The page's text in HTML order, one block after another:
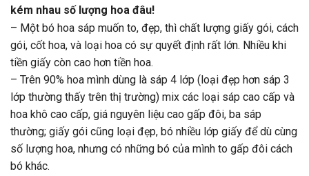
kém nhau số lượng hoa đâu!
– Một bó hoa sáp muốn to, đẹp, thì chất lượng giấy gói, cách
gói, cốt hoa, và loại hoa có sự quyết định rất lớn. Nhiều khi
tiền giấy còn cao hơn tiền hoa.
– Trên 90% hoa mình dùng là sáp 4 lớp (loại đẹp hơn sáp 3
lớp thường thấy trên thị trường) mix các loại sáp cao cấp và
hoa khô cao cấp, giá nguyên liệu cao gấp đôi, ba sáp
thường; giấy gói cũng loại đẹp, bó nhiều lớp giấy để dù cùng
số lượng hoa, nhưng có những bó của mình to gấp đôi cách
bó khác.